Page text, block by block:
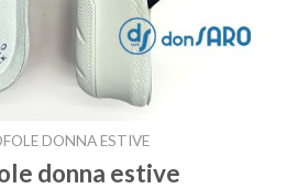
DONNA ESTIVE
donna estive